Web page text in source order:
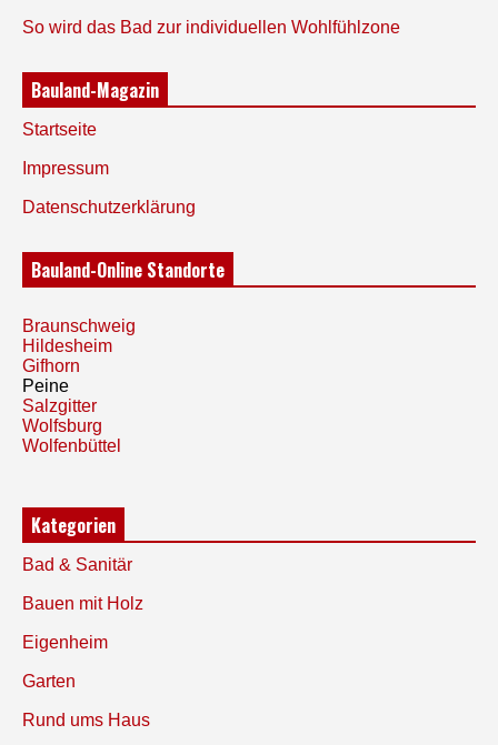
So wird das Bad zur individuellen Wohlfühlzone
Bauland-Magazin
Startseite
Impressum
Datenschutzerklärung
Bauland-Online Standorte
Braunschweig
Hildesheim
Gifhorn
Peine
Salzgitter
Wolfsburg
Wolfenbüttel
Kategorien
Bad & Sanitär
Bauen mit Holz
Eigenheim
Garten
Rund ums Haus